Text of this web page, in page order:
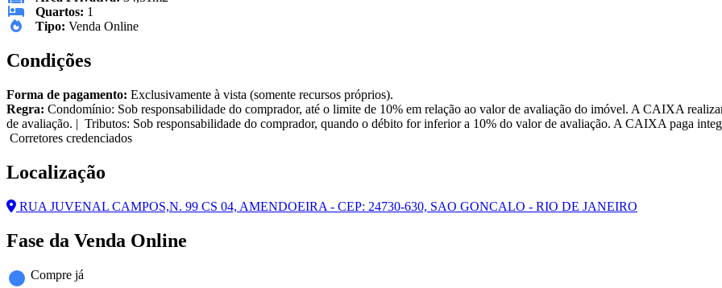
Quartos: 1
Tipo: Venda Online
Condições
Forma de pagamento: Exclusivamente à vista (somente recursos próprios).
Regra: Condomínio: Sob responsabilidade do comprador, até o limite de 10% em relação ao valor de avaliação do imóvel. A CAIXA
de avaliação. | Tributos: Sob responsabilidade do comprador, quando o débito for inferior a 10% do valor de avaliação. A CAIXA paga
Corretores credenciados
Localização
RUA JUVENAL CAMPOS,N. 99 CS 04, AMENDOEIRA - CEP: 24730-630, SAO GONCALO - RIO DE JANEIRO
Fase da Venda Online
Compre já